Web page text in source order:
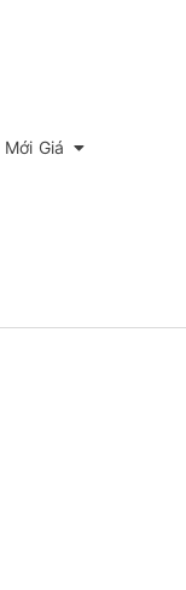
Mới Giá